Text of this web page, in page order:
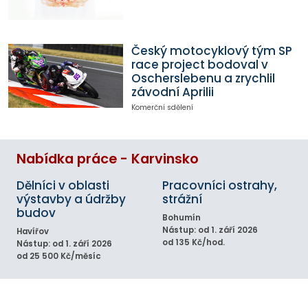
Český motocyklový tým SP
race project bodoval v
Oscherslebenu a zrychlil
závodní Aprilii
Komerční sdělení
Nabídka práce - Karvinsko
Dělníci v oblasti
výstavby a údržby
budov
Havířov
Nástup: od 1. září 2026
od 25 500 Kč/měsíc
Pracovníci ostrahy,
strážní
Bohumín
Nástup: od 1. září 2026
od 135 Kč/hod.